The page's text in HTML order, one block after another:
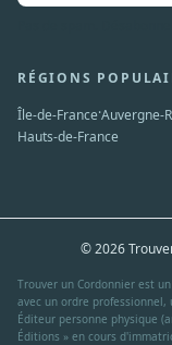
RÉGIONS
Île-de-France·Auvergne-
Hauts-de-France
© 2026
Trouver un Cordonnier est un
avec un ordre
Éditeur personne physique
Éditions » en cours